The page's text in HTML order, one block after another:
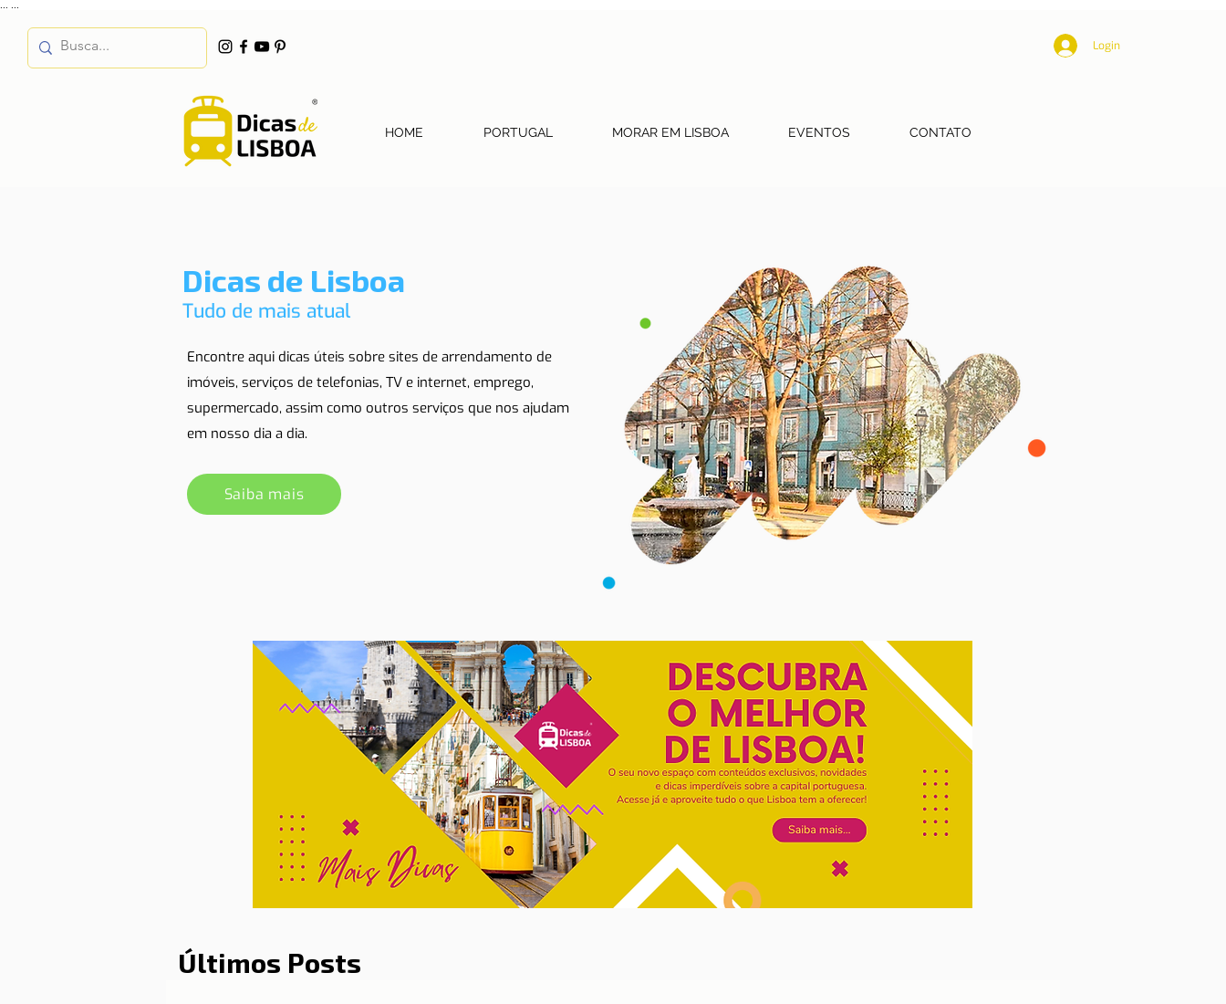
Login
HOME PORTUGAL MORAR EM LISBOA EVENTOS CONTATO
Dicas de Lisboa
Tudo de mais atual
Encontre aqui dicas úteis sobre sites de arrendamento de
imóveis, serviços de telefonias, TV e internet, emprego,
supermercado, assim como outros serviços que nos ajudam
em nosso dia a dia.
Saiba mais
Últimos Posts